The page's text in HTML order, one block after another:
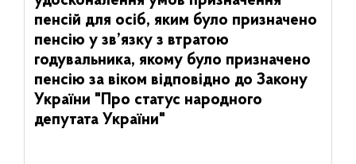
пенсій для осіб, яким було призначено
пенсію у зв’язку з втратою
годувальника, якому було призначено
пенсію за віком відповідно до Закону
України "Про статус народного
депутата України"